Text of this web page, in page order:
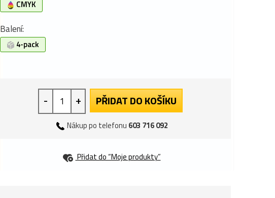
CMYK
Balení:
4-pack
- + PŘIDAT DO KOŠÍKU
Nákup po telefonu 603 716 092
Přidat do “Moje produkty”